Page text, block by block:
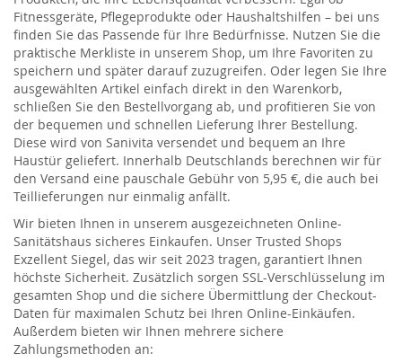
Fitnessgeräte, Pflegeprodukte oder Haushaltshilfen – bei uns
finden Sie das Passende für Ihre Bedürfnisse. Nutzen Sie die
praktische Merkliste in unserem Shop, um Ihre Favoriten zu
speichern und später darauf zuzugreifen. Oder legen Sie Ihre
ausgewählten Artikel einfach direkt in den Warenkorb,
schließen Sie den Bestellvorgang ab, und profitieren Sie von
der bequemen und schnellen Lieferung Ihrer Bestellung.
Diese wird von Sanivita versendet und bequem an Ihre
Haustür geliefert. Innerhalb Deutschlands berechnen wir für
den Versand eine pauschale Gebühr von 5,95 €, die auch bei
Teillieferungen nur einmalig anfällt.
Wir bieten Ihnen in unserem ausgezeichneten Online-
Sanitätshaus sicheres Einkaufen. Unser Trusted Shops
Exzellent Siegel, das wir seit 2023 tragen, garantiert Ihnen
höchste Sicherheit. Zusätzlich sorgen SSL-Verschlüsselung im
gesamten Shop und die sichere Übermittlung der Checkout-
Daten für maximalen Schutz bei Ihren Online-Einkäufen.
Außerdem bieten wir Ihnen mehrere sichere
Zahlungsmethoden an: